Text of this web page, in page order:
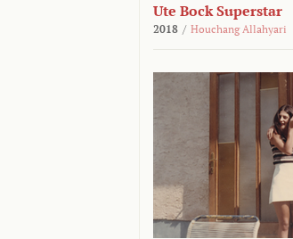
Ute Bock Superstar
2018 / Houchang Allahyari